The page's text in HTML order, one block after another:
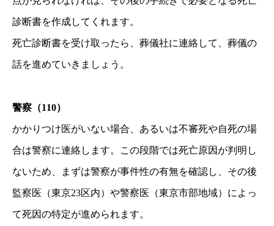
診断書を作成してくれます。
死亡診断書を受け取ったら、葬儀社に連絡して、葬儀の
話を進めていきましょう。
警察（110）
かかりつけ医がいない場合、あるいは不審死や自死の場
合は警察に連絡します。この段階では死亡原因が判明し
ないため、まずは警察が事件性の有無を確認し、その後
監察医（東京23区内）や警察医（東京市部地域）によっ
て死因の特定が進められます。